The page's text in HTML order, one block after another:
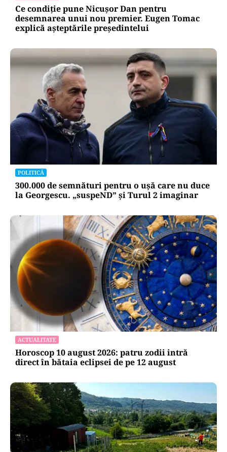
Ce condiție pune Nicușor Dan pentru
desemnarea unui nou premier. Eugen Tomac
explică așteptările președintelui
POLITICĂ
300.000 de semnături pentru o ușă care nu duce
la Georgescu. „suspeND” și Turul 2 imaginar
ACTUALITATE
Horoscop 10 august 2026: patru zodii intră
direct în bătaia eclipsei de pe 12 august